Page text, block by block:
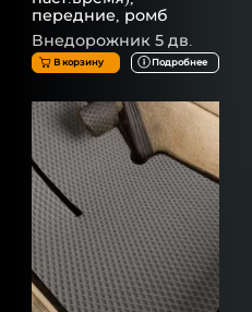
передние, ромб
Внедорожник 5 дв.
В корзину Подробнее